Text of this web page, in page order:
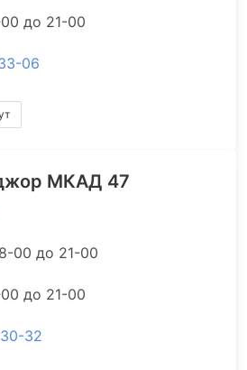
до 21-00
06
МКАД 47
00 до 21-00
до 21-00
32